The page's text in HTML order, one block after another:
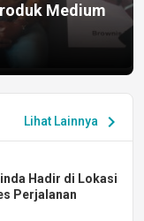
Medium
Lihat Lainnya chevron_right
Hadir di Lokasi
Perjalanan